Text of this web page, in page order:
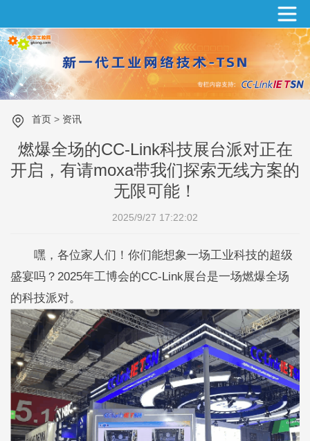
首页 > 资讯
燃爆全场的CC-Link科技展台派对正在
开启，有请moxa带我们探索无线方案的
无限可能！
2025/9/27 17:22:02
嘿，各位家人们！你们能想象一场工业科技的超级
盛宴吗？2025年工博会的CC-Link展台是一场燃爆全场
的科技派对。